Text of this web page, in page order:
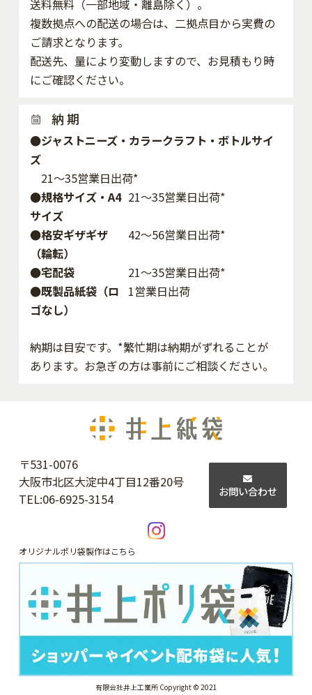
送料無料（一部地域・離島除く）。
複数拠点への配送の場合は、二拠点目から実費の
ご請求となります。
配送先、量により変動しますので、お見積もり時
にご確認ください。
納 期
●ジャストニーズ・カラークラフト・ボトルサイ
ズ
21～35営業日出荷*
●規格サイズ・A4
サイズ
21～35営業日出荷*
●格安ギザギザ
（輪転）
42〜56営業日出荷*
●宅配袋
21～35営業日出荷*
●既製品紙袋（ロ
ゴなし）
1営業日出荷
納期は目安です。*繁忙期は納期がずれることが
あります。お急ぎの方は事前にご相談ください。
〒531-0076
大阪市北区大淀中4丁目12番20号
TEL:06-6925-3154
お問い合わせ
オリジナルポリ袋製作はこちら
有限会社井上工業所 Copyright © 2021